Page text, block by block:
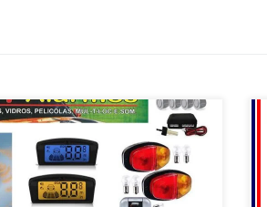
Sensor de Ré e Lâmpadas Xenon,
Ford Ranger, KA e Fusion , Instala
Norte -Brasília / DF Fiat Cronos e